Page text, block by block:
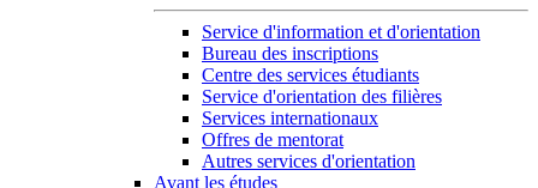
Service d'information et d'orientation
Bureau des inscriptions
Centre des services étudiants
Service d'orientation des filières
Services internationaux
Offres de mentorat
Autres services d'orientation
Avant les études